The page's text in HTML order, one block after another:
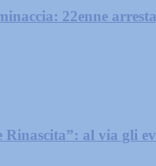
22enne
al via gli